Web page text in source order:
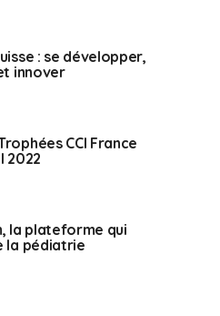
: se développer,
innover
CCI France
2022
la plateforme qui
la pédiatrie